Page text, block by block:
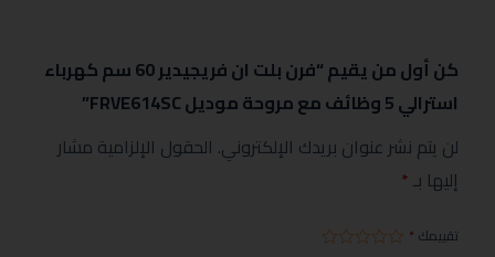
كن أول من يقيم “فرن بلت ان فريجيدير 60 سم كهرباء
استرالي 5 وظائف مع مروحة موديل FRVE614SC”
لن يتم نشر عنوان بريدك الإلكتروني. الحقول الإلزامية مشار
إليها بـ*
تقييمك *